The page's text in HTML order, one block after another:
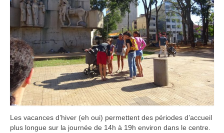
Les vacances d’hiver (eh oui) permettent des périodes d’accueil
plus longue sur la journée de 14h à 19h environ dans le centre.